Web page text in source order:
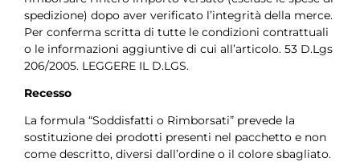
spedizione) dopo aver verificato l’integrità della merce.
Per conferma scritta di tutte le condizioni contrattuali
o le informazioni aggiuntive di cui all’articolo. 53 D.Lgs
206/2005. LEGGERE IL D.LGS.
Recesso
La formula “Soddisfatti o Rimborsati” prevede la
sostituzione dei prodotti presenti nel pacchetto e non
come descritto, diversi dall’ordine o il colore sbagliato.